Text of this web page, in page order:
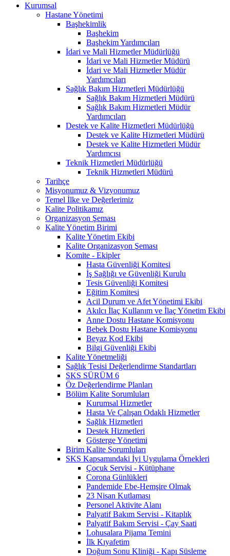
Kurumsal
Hastane Yönetimi
Başhekimlik
Başhekim
Başhekim Yardımcıları
İdari ve Mali Hizmetler Müdürlüğü
İdari ve Mali Hizmetler Müdürü
İdari ve Mali Hizmetler Müdür
Yardımcıları
Sağlık Bakım Hizmetleri Müdürlüğü
Sağlık Bakım Hizmetleri Müdürü
Sağlık Bakım Hizmetleri Müdür
Yardımcıları
Destek ve Kalite Hizmetleri Müdürlüğü
Destek ve Kalite Hizmetleri Müdürü
Destek ve Kalite Hizmetleri Müdür
Yardımcısı
Teknik Hizmetleri Müdürlüğü
Teknik Hizmetleri Müdürü
Tarihçe
Misyonumuz & Vizyonumuz
Temel İlke ve Değerlerimiz
Kalite Politikamız
Organizasyon Şeması
Kalite Yönetim Birimi
Kalite Yönetim Ekibi
Kalite Organizasyon Şeması
Komite - Ekipler
Hasta Güvenliği Komitesi
İş Sağlığı ve Güvenliği Kurulu
Tesis Güvenliği Komitesi
Eğitim Komitesi
Acil Durum ve Afet Yönetimi Ekibi
Akılcı İlaç Kullanım ve İlaç Yönetim Ekibi
Anne Dostu Hastane Komisyonu
Bebek Dostu Hastane Komisyonu
Beyaz Kod Ekibi
Bilgi Güvenliği Ekibi
Kalite Yönetmeliği
Sağlık Tesisi Değerlendirme Standartları
SKS SÜRÜM 6
Öz Değerlendirme Planları
Bölüm Kalite Sorumluları
Kurumsal Hizmetler
Hasta Ve Çalışan Odaklı Hizmetler
Sağlık Hizmetleri
Destek Hizmetleri
Gösterge Yönetimi
Birim Kalite Sorumluları
SKS Kapsamındaki İyi Uygulama Örnekleri
Çocuk Servisi - Kütüphane
Corona Günlükleri
Pandemide Ebe-Hemşire Olmak
23 Nisan Kutlaması
Personel Aktivite Alanı
Palyatif Bakım Servisi - Kitaplık
Palyatif Bakım Servisi - Çay Saati
Lohusalara Pijama Temini
İlk Kıyafetim
Doğum Sonu Kliniği - Kapı Süsleme